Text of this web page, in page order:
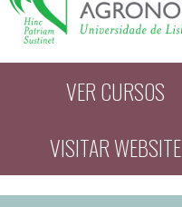
VER CURSOS
VISITAR WEBSITE